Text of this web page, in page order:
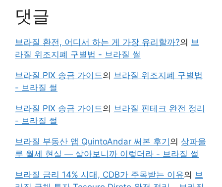
댓글
브라질 환전, 어디서 하는 게 가장 유리할까?의 브
라질 위조지폐 구별법 - 브라질 썰
브라질 PIX 송금 가이드의 브라질 위조지폐 구별법
- 브라질 썰
브라질 PIX 송금 가이드의 브라질 핀테크 완전 정리
- 브라질 썰
브라질 부동산 앱 QuintoAndar 써본 후기 의 상파울
루 월세 현실 — 살아보니까 이렇더라 - 브라질 썰
브라질 금리 14% 시대, CDB가 주목받는 이유의 브